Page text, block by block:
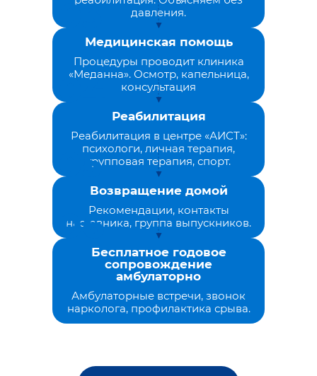
давления.
Медицинская помощь
Процедуры проводит клиника
«Меданна». Осмотр, капельница,
консультация
Реабилитация
Реабилитация в центре «АИСТ»:
психологи, личная терапия,
групповая терапия, спорт.
Возвращение домой
Рекомендации, контакты
наставника, группа выпускников.
Бесплатное годовое
сопровождение
амбулаторно
Амбулаторные встречи, звонок
нарколога, профилактика срыва.